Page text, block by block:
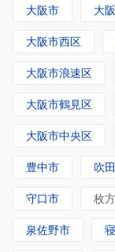
大阪市 大
大阪市西区
大阪市浪速区
大阪市鶴見区
大阪市中央区
豊中市 吹
守口市 枚
泉佐野市